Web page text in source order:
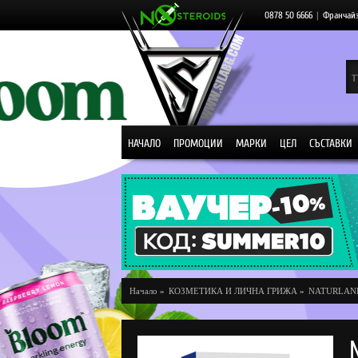
0878 50 6666 |
НАЧАЛО ПРОМОЦИИ МАРКИ ЦЕЛ СЪСТАВКИ
Начало » КОЗМЕТИКА И ЛИЧНА ГРИЖА »